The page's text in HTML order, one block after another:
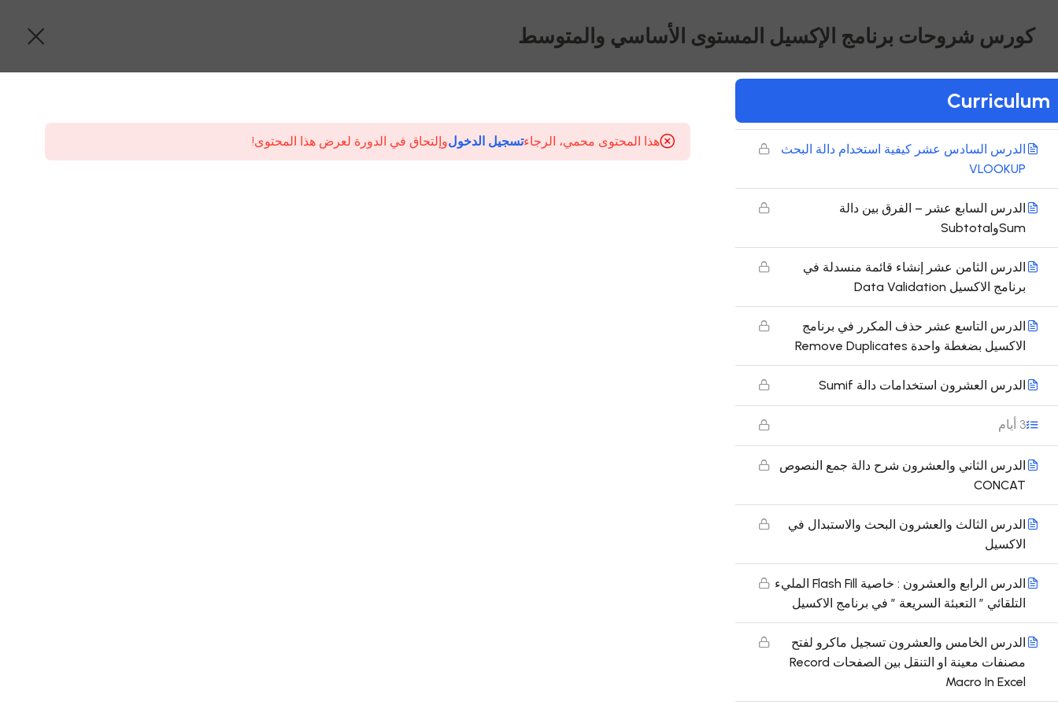
الدرس الرابع عشر التنسيق الشرطي
الدرس الخامس عشر تجميع ودمج البيانات من
عدة ملفات إكسيل في ملف تزامني واحد
الدرس السادس عشر كيفية استخدام دالة البحث
VLOOKUP
الدرس السابع عشر – الفرق بين دالة
SumوSubtotal
الدرس الثامن عشر إنشاء قائمة منسدلة في
برنامج الاكسيل Data Validation
الدرس التاسع عشر حذف المكرر في برنامج
الاكسيل بضغطة واحدة Remove Duplicates
الدرس العشرون استخدامات دالة Sumif
3 أيام
الدرس الثاني والعشرون شرح دالة جمع النصوص
CONCAT
الدرس الثالث والعشرون البحث والاستبدال في
الاكسيل
الدرس الرابع والعشرون : خاصية Flash Fill المليء
التلقائي ” التعبئة السريعة ” في برنامج الاكسيل
الدرس الخامس والعشرون تسجيل ماكرو لفتح
مصنفات معينة او التنقل بين الصفحات Record
Macro In Excel
كورس شروحات برنامج الإكسيل المستوى الأساسي والمتوسط
Curriculum
هذا المحتوى محمي، الرجاءتسجيل الدخولوإلتحاق في الدورة لعرض هذا المحتوى!